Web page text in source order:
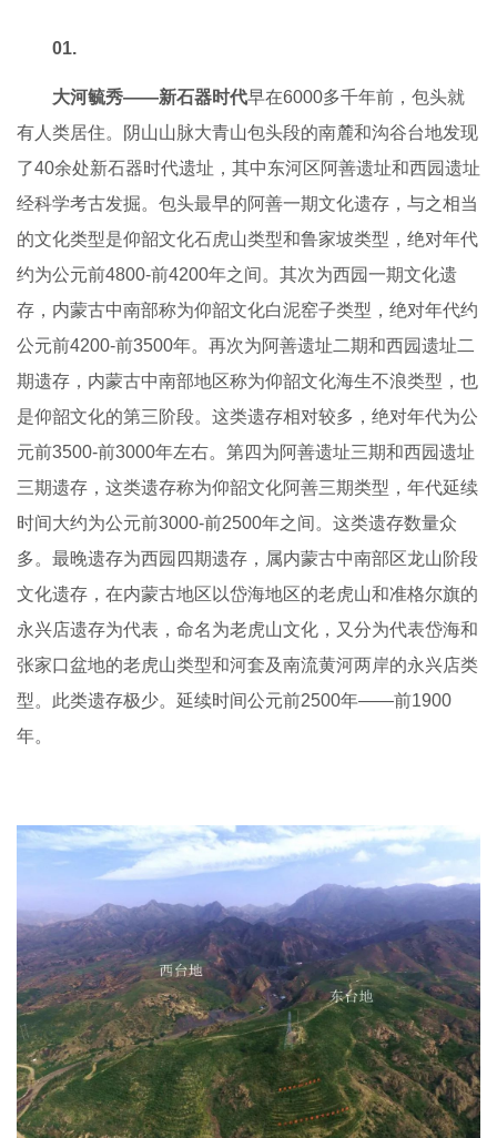
01.
大河毓秀——新石器时代早在6000多千年前，包头就
有人类居住。阴山山脉大青山包头段的南麓和沟谷台地发现
了40余处新石器时代遗址，其中东河区阿善遗址和西园遗址
经科学考古发掘。包头最早的阿善一期文化遗存，与之相当
的文化类型是仰韶文化石虎山类型和鲁家坡类型，绝对年代
约为公元前4800-前4200年之间。其次为西园一期文化遗
存，内蒙古中南部称为仰韶文化白泥窑子类型，绝对年代约
公元前4200-前3500年。再次为阿善遗址二期和西园遗址二
期遗存，内蒙古中南部地区称为仰韶文化海生不浪类型，也
是仰韶文化的第三阶段。这类遗存相对较多，绝对年代为公
元前3500-前3000年左右。第四为阿善遗址三期和西园遗址
三期遗存，这类遗存称为仰韶文化阿善三期类型，年代延续
时间大约为公元前3000-前2500年之间。这类遗存数量众
多。最晚遗存为西园四期遗存，属内蒙古中南部区龙山阶段
文化遗存，在内蒙古地区以岱海地区的老虎山和准格尔旗的
永兴店遗存为代表，命名为老虎山文化，又分为代表岱海和
张家口盆地的老虎山类型和河套及南流黄河两岸的永兴店类
型。此类遗存极少。延续时间公元前2500年——前1900
年。